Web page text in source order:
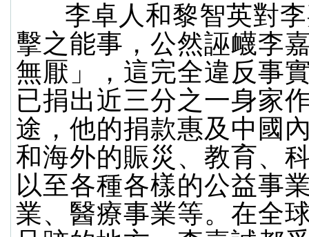
李卓人和黎智英對
擊之能事，公然誣衊李
無厭」，這完全違反事
已捐出近三分之一身家
途，他的捐款惠及中國
和海外的賑災、教育、
以至各種各樣的公益事
業、醫療事業等。在全